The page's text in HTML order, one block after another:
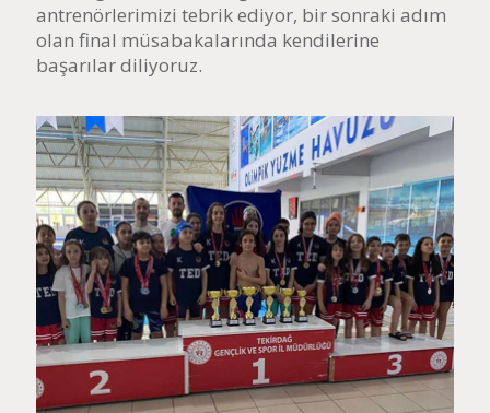
antrenörlerimizi tebrik ediyor, bir sonraki adım
olan final müsabakalarında kendilerine
başarılar diliyoruz.